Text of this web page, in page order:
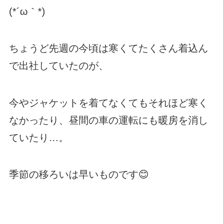
(*´ω｀*)
ちょうど先週の今頃は寒くてたくさん着込ん
で出社していたのが、
今やジャケットを着てなくてもそれほど寒く
なかったり、昼間の車の運転にも暖房を消し
ていたり…。
季節の移ろいは早いものです😊